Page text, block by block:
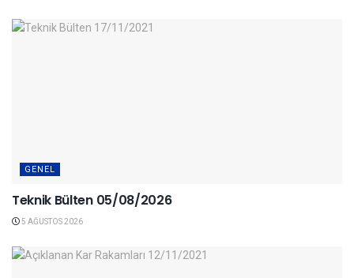
GENEL
Teknik Bülten 05/08/2026
5 AĞUSTOS 2026